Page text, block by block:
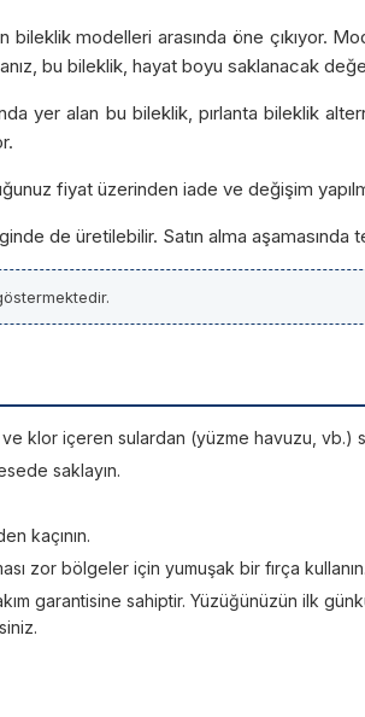
bileklik modelleri arasında öne çıkıyor.
bu bileklik, hayat boyu saklanacak
yer alan bu bileklik, pırlanta bileklik
fiyat üzerinden iade ve değişim
de üretilebilir. Satın alma
klor içeren sulardan (yüzme havuzu, vb.)
saklayın.
kaçının.
zor bölgeler için yumuşak bir fırça kullanın.
garantisine sahiptir. Yüzüğünüzün ilk